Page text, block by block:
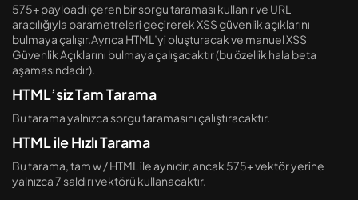
575+ payloadı içeren bir sorgu taraması kullanır ve URL
aracılığıyla parametreleri geçirerek XSS güvenlik açıklarını
bulmaya çalışır.Ayrıca HTML’yi oluşturacak ve manuel XSS
Güvenlik Açıklarını bulmaya çalışacaktır (bu özellik hala beta
aşamasındadır).
HTML’siz Tam Tarama
Bu tarama yalnızca sorgu taramasını çalıştıracaktır.
HTML ile Hızlı Tarama
Bu tarama, tam w / HTML ile aynıdır, ancak 575+ vektör yerine
yalnızca 7 saldırı vektörü kullanacaktır.